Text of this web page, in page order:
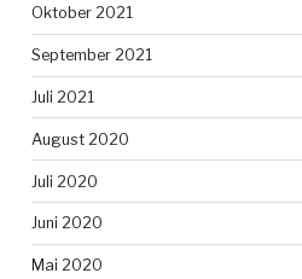
Oktober 2021
September 2021
Juli 2021
August 2020
Juli 2020
Juni 2020
Mai 2020